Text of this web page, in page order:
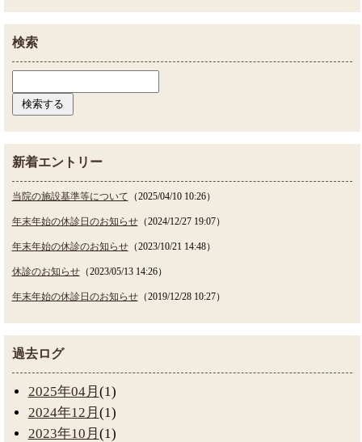
検索
新着エントリー
当院の施設基準等について （2025/04/10 10:26）
年末年始の休診日のお知らせ（2024/12/27 19:07）
年末年始の休診のお知らせ（2023/10/21 14:48）
休診のお知らせ（2023/05/13 14:26）
年末年始の休診日のお知らせ（2019/12/28 10:27）
過去ログ
2025年04月 (1)
2024年12月 (1)
2023年10月 (1)